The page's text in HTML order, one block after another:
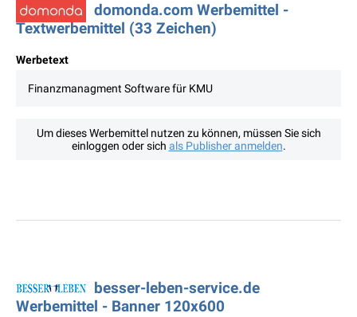
domonda.com Werbemittel -
Textwerbemittel (33 Zeichen)
Werbetext
Finanzmanagment Software für KMU
Um dieses Werbemittel nutzen zu können, müssen Sie sich
einloggen oder sich als Publisher anmelden.
besser-leben-service.de
Werbemittel - Banner 120x600